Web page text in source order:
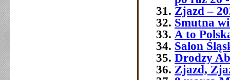
Zjazd –
Smutna
A to
Salon
Drodzy
Zjazd,